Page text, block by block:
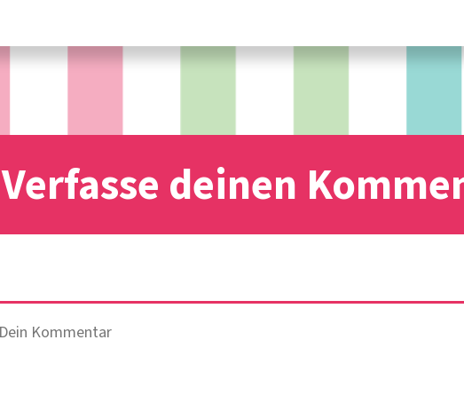
Verfasse deinen